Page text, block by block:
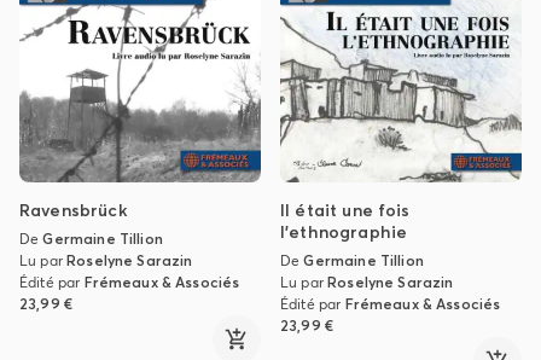
Ravensbrück
DeGermaine Tillion
Lu parRoselyne Sarazin
Édité par Frémeaux & Associés
23,99 €
Il était une fois
l’ethnographie
DeGermaine Tillion
Lu parRoselyne Sarazin
Édité par Frémeaux & Associés
23,99 €